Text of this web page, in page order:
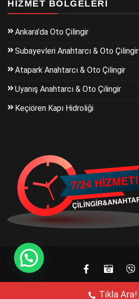
HIZMET BÖLGELERI
Ankara’da Oto Çilingir
Subayevleri Anahtarcı & Oto Çilingir
Atapark Anahtarcı & Oto Çilingir
Uyanış Anahtarcı & Oto Çilingir
Keçiören Kapı Hidroliği
Tıkla Ara!